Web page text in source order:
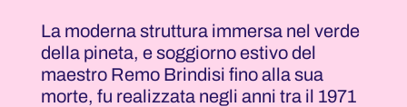
La moderna struttura immersa nel verde
della pineta, e soggiorno estivo del
maestro Remo Brindisi fino alla sua
morte, fu realizzata negli anni tra il 1971